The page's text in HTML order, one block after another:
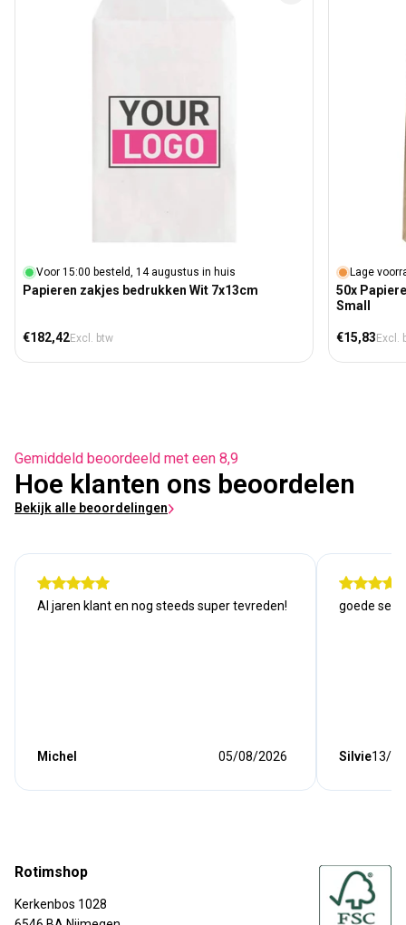
Voor 15:00 besteld, 14 augustus in huis
Papieren zakjes bedrukken Wit 7x13cm
Normale prijs
€182,42Excl. btw
Lage
50x
Small
Normale
€15,83Excl.
Gemiddeld beoordeeld met een 8,9
Hoe klanten ons beoordelen
Bekijk alle beoordelingen
Al jaren klant en nog steeds super tevreden!
Michel 05/08/2026
goede
Silvie13/
Rotimshop
Kerkenbos 1028